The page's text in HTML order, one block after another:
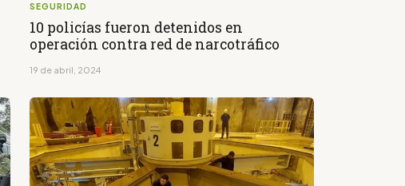
SEGURIDAD
10 policías fueron detenidos en
operación contra red de narcotráfico
19 de abril, 2024